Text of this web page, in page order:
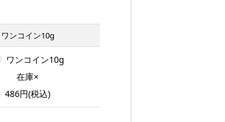
ワンコイン10g
ワンコイン10g
在庫×
486円(税込)